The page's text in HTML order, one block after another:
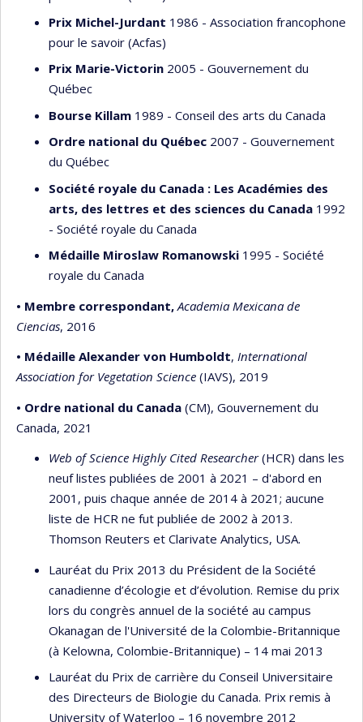
Prix Michel-Jurdant 1986 - Association francophone
pour le savoir (Acfas)
Prix Marie-Victorin 2005 - Gouvernement du
Québec
Bourse Killam 1989 - Conseil des arts du Canada
Ordre national du Québec 2007 - Gouvernement
du Québec
Société royale du Canada : Les Académies des
arts, des lettres et des sciences du Canada 1992
- Société royale du Canada
Médaille Miroslaw Romanowski 1995 - Société
royale du Canada
• Membre correspondant, Academia Mexicana de
Ciencias, 2016
• Médaille Alexander von Humboldt, International
Association for Vegetation Science (IAVS), 2019
• Ordre national du Canada (CM), Gouvernement du
Canada, 2021
Web of Science Highly Cited Researcher(HCR) dans les
neuf listes publiées de 2001 à 2021 – d'abord en
2001, puis chaque année de 2014 à 2021; aucune
liste de HCR ne fut publiée de 2002 à 2013.
Thomson Reuters et Clarivate Analytics, USA.
Lauréat du Prix 2013 du Président de la Société
canadienne d’écologie et d’évolution. Remise du prix
lors du congrès annuel de la société au campus
Okanagan de l'Université de la Colombie-Britannique
(à Kelowna, Colombie-Britannique) – 14 mai 2013
Lauréat du Prix de carrière du Conseil Universitaire
des Directeurs de Biologie du Canada. Prix remis à
University of Waterloo – 16 novembre 2012